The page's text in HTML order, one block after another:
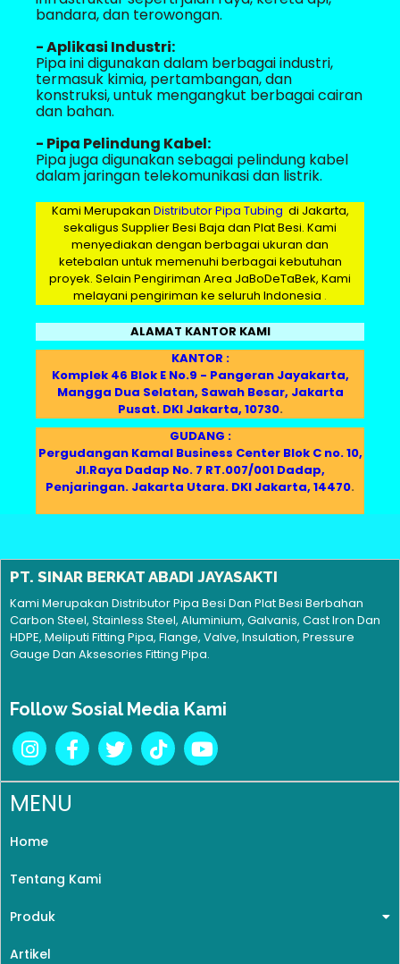
bandara, dan terowongan.
- Aplikasi Industri:
Pipa ini digunakan dalam berbagai industri,
termasuk kimia, pertambangan, dan
konstruksi, untuk mengangkut berbagai cairan
dan bahan.
- Pipa Pelindung Kabel:
Pipa juga digunakan sebagai pelindung kabel
dalam jaringan telekomunikasi dan listrik.
Kami Merupakan Distributor Pipa Tubing di Jakarta,
sekaligus Supplier Besi Baja dan Plat Besi. Kami
menyediakan dengan berbagai ukuran dan
ketebalan untuk memenuhi berbagai kebutuhan
proyek. Selain Pengiriman Area JaBoDeTaBek, Kami
melayani pengiriman ke seluruh Indonesia .
ALAMAT KANTOR KAMI
KANTOR :
Komplek 46 Blok E No.9 - Pangeran Jayakarta,
Mangga Dua Selatan, Sawah Besar, Jakarta
Pusat. DKI Jakarta, 10730.
GUDANG :
Pergudangan Kamal Business Center Blok C no. 10,
Jl.Raya Dadap No. 7 RT.007/001 Dadap,
Penjaringan. Jakarta Utara. DKI Jakarta, 14470.
PT. SINAR BERKAT ABADI JAYASAKTI
Kami Merupakan Distributor Pipa Besi Dan Plat Besi Berbahan
Carbon Steel, Stainless Steel, Aluminium, Galvanis, Cast Iron Dan
HDPE, Meliputi Fitting Pipa, Flange, Valve, Insulation, Pressure
Gauge Dan Aksesories Fitting Pipa.
Follow Sosial Media Kami
MENU
Home
Tentang Kami
Produk
Artikel